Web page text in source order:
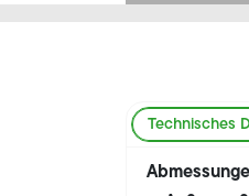
Technisches